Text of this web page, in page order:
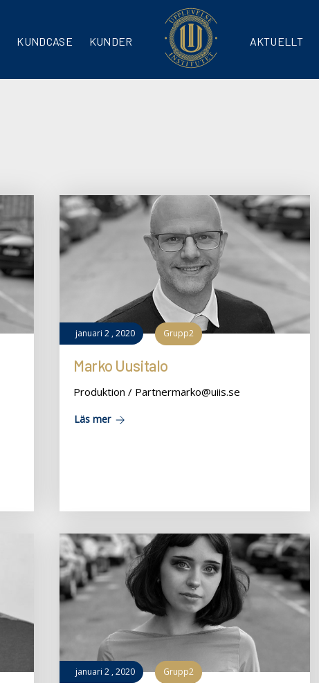
KUNDCASE KUNDER AKTUELLT
januari 2 ,2020 Grupp2
Marko Uusitalo
Produktion / Partnermarko@uiis.se
Läs mer
januari 2 ,2020 Grupp2